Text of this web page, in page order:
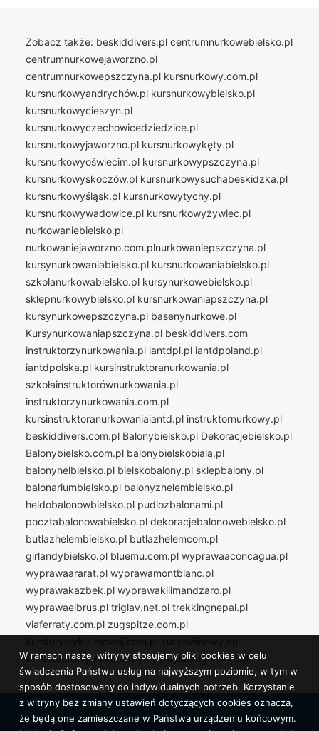
Zobacz także: beskiddivers.pl centrumnurkowebielsko.pl
centrumnurkowejaworzno.pl
centrumnurkowepszczyna.pl kursnurkowy.com.pl
kursnurkowyandrychów.pl kursnurkowybielsko.pl
kursnurkowycieszyn.pl
kursnurkowyczechowicedziedzice.pl
kursnurkowyjaworzno.pl kursnurkowykęty.pl
kursnurkowyoświecim.pl kursnurkowypszczyna.pl
kursnurkowyskoczów.pl kursnurkowysuchabeskidzka.pl
kursnurkowyśląsk.pl kursnurkowytychy.pl
kursnurkowywadowice.pl kursnurkowyżywiec.pl
nurkowaniebielsko.pl
nurkowaniejaworzno.com.plnurkowaniepszczyna.pl
kursynurkowaniabielsko.pl kursnurkowaniabielsko.pl
szkolanurkowabielsko.pl kursynurkowebielsko.pl
sklepnurkowybielsko.pl kursnurkowaniapszczyna.pl
kursynurkowepszczyna.pl basenynurkowe.pl
Kursynurkowaniapszczyna.pl beskiddivers.com
instruktorzynurkowania.pl iantdpl.pl iantdpoland.pl
iantdpolska.pl kursinstruktoranurkowania.pl
szkołainstruktorównurkowania.pl
instruktorzynurkowania.com.pl
kursinstruktoranurkowaniaiantd.pl instruktornurkowy.pl
beskiddivers.com.pl Balonybielsko.pl Dekoracjebielsko.pl
Balonybielsko.com.pl balonybielskobiala.pl
balonyhelbielsko.pl bielskobalony.pl sklepbalony.pl
balonariumbielsko.pl balonyzhelembielsko.pl
heldobalonowbielsko.pl pudlozbalonami.pl
pocztabalonowabielsko.pl dekoracjebalonowebielsko.pl
butlazhelembielsko.pl butlazhelemcom.pl
girlandybielsko.pl bluemu.com.pl wyprawaaconcagua.pl
wyprawaararat.pl wyprawamontblanc.pl
wyprawakazbek.pl wyprawakilimandzaro.pl
wyprawaelbrus.pl triglav.net.pl trekkingnepal.pl
viaferraty.com.pl zugspitze.com.pl
kursskiturowy.pl kursturystykiwysokogorskiej.pl
W ramach naszej witryny stosujemy pliki cookies w celu
świadczenia Państwu usług na najwyższym poziomie, w tym w
sposób dostosowany do indywidualnych potrzeb. Korzystanie
z witryny bez zmiany ustawień dotyczących cookies oznacza,
że będą one zamieszczane w Państwa urządzeniu końcowym.